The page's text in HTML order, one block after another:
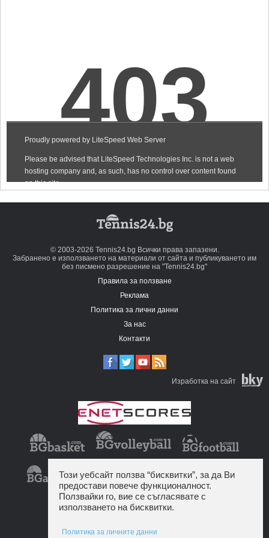
© 2003-2026 Tennis24.bg Всички права запазени.
Забранено е използването на материали от сайта и публикуването им
без писмено разрешение на "Tennis24.bg"
Правила за ползване
Реклама
Политика за лични данни
За нас
Контакти
Изработка на сайт
Този уебсайт ползва “бисквитки”, за да Ви
предостави повече функционалност.
Ползвайки го, вие се съгласявате с
използването на бисквитки.
Политика за личните данни